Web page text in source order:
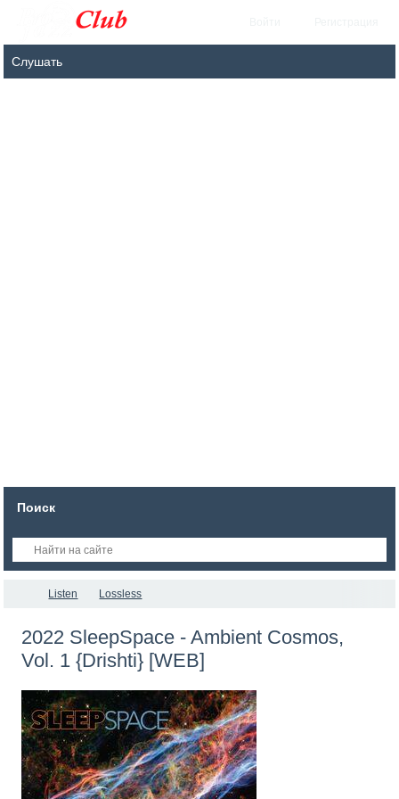
Поиск
Listen Lossless
2022 SleepSpace - Ambient Cosmos,
Vol. 1 {Drishti} [WEB]